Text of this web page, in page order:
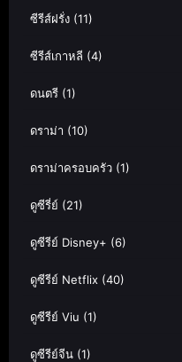
ซีรีส์ฝรั่ง (11)
ซีรีส์เกาหลี (4)
ดนตรี (1)
ดราม่า (10)
ดราม่าครอบครัว (1)
ดูซีรี่ย์ (21)
ดูซีรีย์ Disney+ (6)
ดูซีรีย์ Netflix (40)
ดูซีรีย์ Viu (1)
ดูซีรีย์จีน (1)